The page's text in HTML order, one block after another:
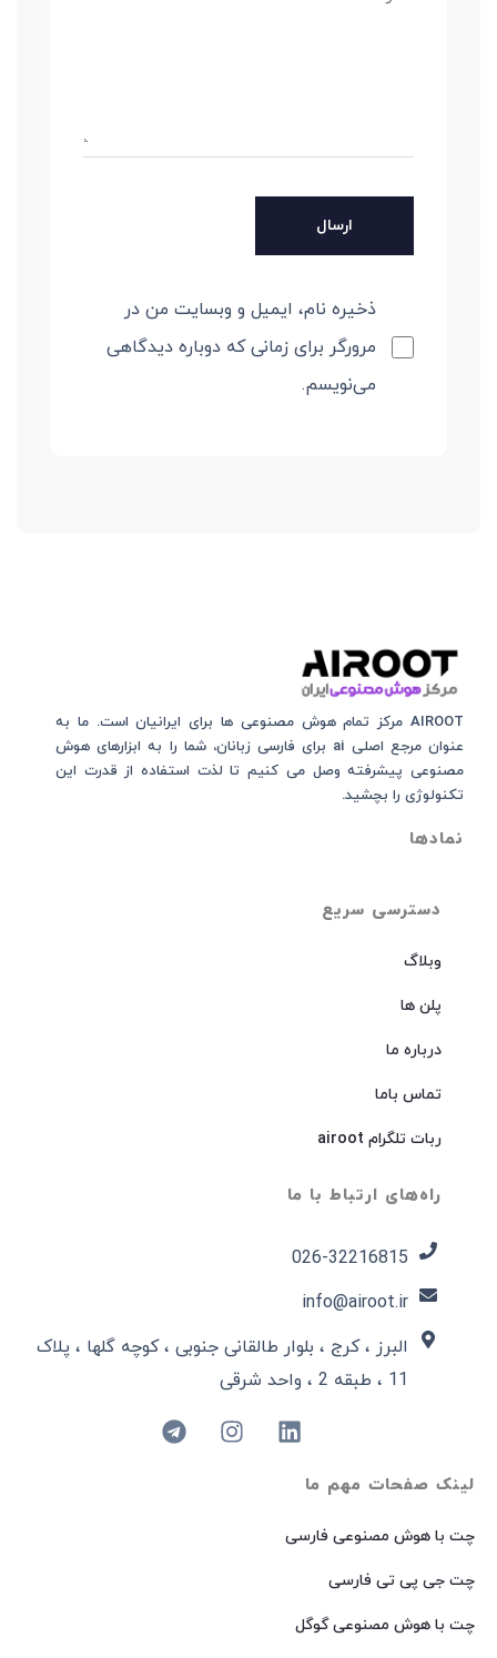
ذخیره نام، ایمیل و وبسایت من در
مرورگر برای زمانی که دوباره دیدگاهی
می‌نویسم.
لینک صفحات مهم ما
چت با هوش مصنوعی فارسی
چت جی پی تی فارسی
چت با هوش مصنوعی گوگل
دسترسی سریع
وبلاگ
پلن ها
درباره ما
تماس باما
ربات تلگرام airoot
راه‌های ارتباط با ما
026-32216815​
info@airoot.ir
البرز ، کرج ، بلوار طالقانی جنوبی ، کوچه گلها ، پلاک
11 ، طبقه 2 ، واحد شرقی
AIROOT مرکز تمام هوش مصنوعی‌‌‌ ها برای ایرانیان است. ما به
عنوان مرجع اصلی ai برای فارسی زبانان، شما را به ابزارهای هوش
مصنوعی پیشرفته وصل می کنیم تا لذت استفاده از قدرت این
تکنولوژی را بچشید.
نمادها